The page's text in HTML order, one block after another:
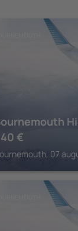
€
07